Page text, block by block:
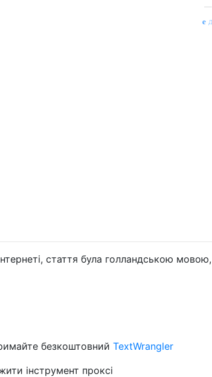
—
стаття була голландською
безкоштовний TextWrangler
інструмент проксі